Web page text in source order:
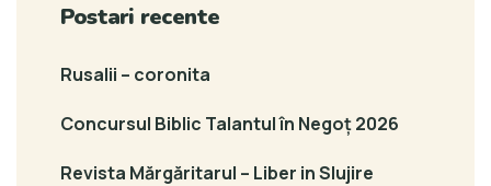
Postari recente
Rusalii – coronita
Concursul Biblic Talantul în Negoț 2026
Revista Mărgăritarul – Liber in Slujire